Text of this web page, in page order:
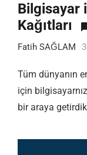
Bilgisayar
Kağıtları
Fatih SAĞLAM
Tüm dünyanın
için
bir araya